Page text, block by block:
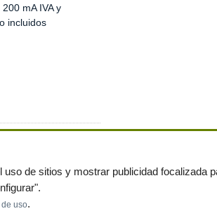
mA IVA y
incluidos
web|Preguntas frecuentes
de sitios y mostrar publicidad focalizada
uso.